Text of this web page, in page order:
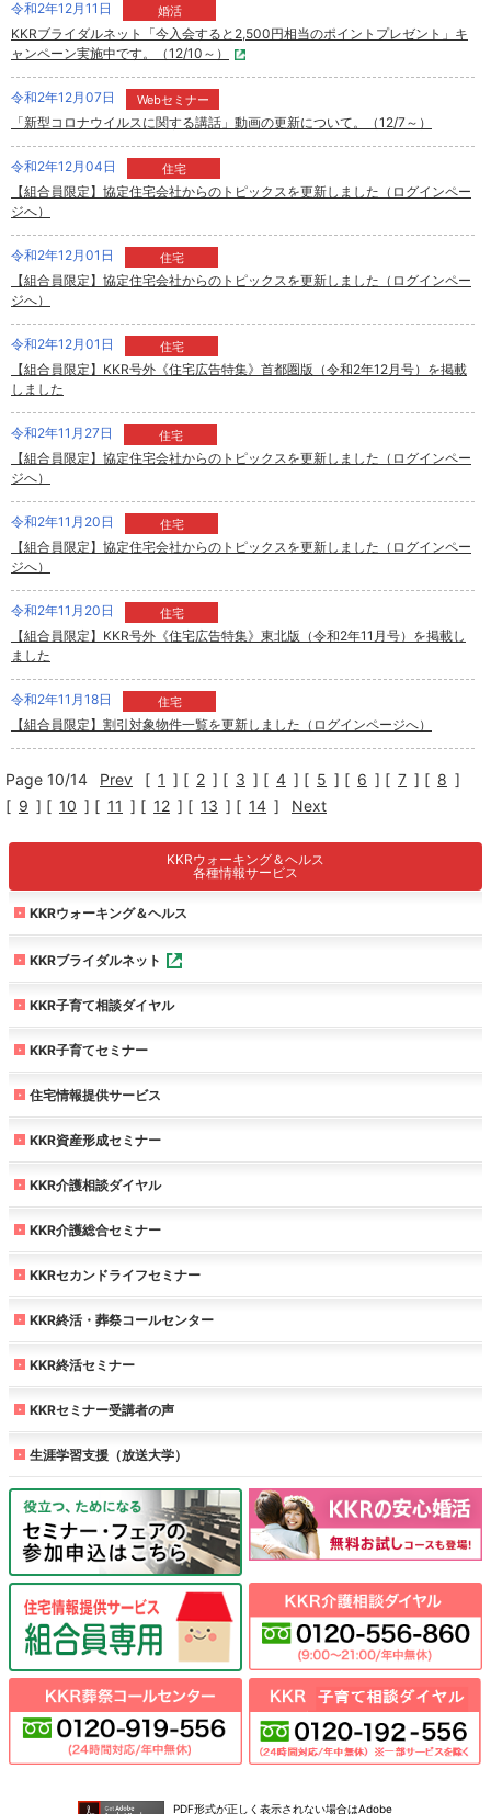
KKRウォーキング＆ヘルス
各種情報サービス
KKRウォーキング＆ヘルス
KKRブライダルネット
KKR子育て相談ダイヤル
KKR子育てセミナー
住宅情報提供サービス
KKR資産形成セミナー
KKR介護相談ダイヤル
KKR介護総合セミナー
KKRセカンドライフセミナー
KKR終活・葬祭コールセンター
KKR終活セミナー
KKRセミナー受講者の声
生涯学習支援（放送大学）
令和2年12月11日 婚活
KKRブライダルネット「今入会すると2,500円相当のポイントプレゼント」キ
ャンペーン実施中です。（12/10～）
令和2年12月07日 Webセミナー
「新型コロナウイルスに関する講話」動画の更新について。（12/7～）
令和2年12月04日 住宅
【組合員限定】協定住宅会社からのトピックスを更新しました（ログインペー
ジへ）
令和2年12月01日 住宅
【組合員限定】協定住宅会社からのトピックスを更新しました（ログインペー
ジへ）
令和2年12月01日 住宅
【組合員限定】KKR号外《住宅広告特集》首都圏版（令和2年12月号）を掲載
しました
令和2年11月27日 住宅
【組合員限定】協定住宅会社からのトピックスを更新しました（ログインペー
ジへ）
令和2年11月20日 住宅
【組合員限定】協定住宅会社からのトピックスを更新しました（ログインペー
ジへ）
令和2年11月20日 住宅
【組合員限定】KKR号外《住宅広告特集》東北版（令和2年11月号）を掲載し
ました
令和2年11月18日 住宅
【組合員限定】割引対象物件一覧を更新しました（ログインページへ）
Page 10/14 Prev [ 1 ] [ 2 ] [ 3 ] [ 4 ] [ 5 ] [ 6 ] [ 7 ] [ 8 ]
[ 9 ] [ 10 ] [ 11 ] [ 12 ] [ 13 ] [ 14 ] Next
PDF形式が正しく表示されない場合はAdobe